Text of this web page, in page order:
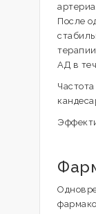
После
АД в